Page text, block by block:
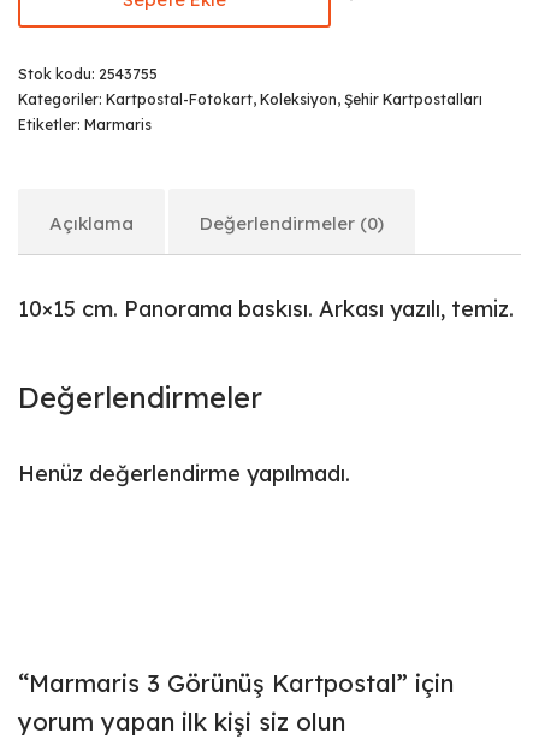
Stok kodu: 2543755
Kategoriler: Kartpostal-Fotokart, Koleksiyon, Şehir Kartpostalları
Etiketler: Marmaris
Açıklama Değerlendirmeler (0)
10×15 cm. Panorama baskısı. Arkası yazılı, temiz.
Değerlendirmeler
Henüz değerlendirme yapılmadı.
“Marmaris 3 Görünüş Kartpostal” için
yorum yapan ilk kişi siz olun